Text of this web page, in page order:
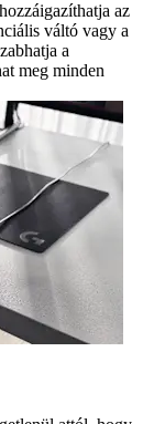
az
váltó vagy a
a
meg minden